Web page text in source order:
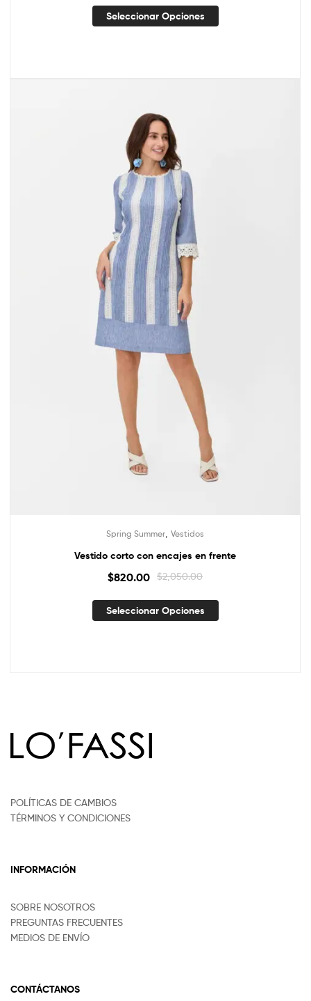
Seleccionar Opciones
Spring Summer Vestidos
Vestido corto con encajes en frente
$2,050.00
$820.00
Seleccionar Opciones
POLÍTICAS DE CAMBIOS
TÉRMINOS Y CONDICIONES
INFORMACIÓN
SOBRE NOSOTROS
PREGUNTAS FRECUENTES
MEDIOS DE ENVÍO
CONTÁCTANOS